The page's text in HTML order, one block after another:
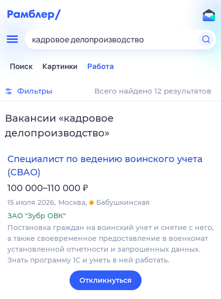
кадровое делопроизводство
Поиск Картинки Работа
Фильтры Всего найдено 12 результатов
Вакансии «кадровое
делопроизводство»
Специалист по ведению воинского учета
(СВАО)
100 000–110 000 ₽
15 июля 2026 Москва
Бабушкинская
ЗАО "Зубр ОВК"
Постановка граждан на воинский учет и снятие с него,
а также своевременное предоставление в военкомат
установленной отчетности и запрошенных данных.
Знать программу 1С и уметь в ней работать.
Откликнуться